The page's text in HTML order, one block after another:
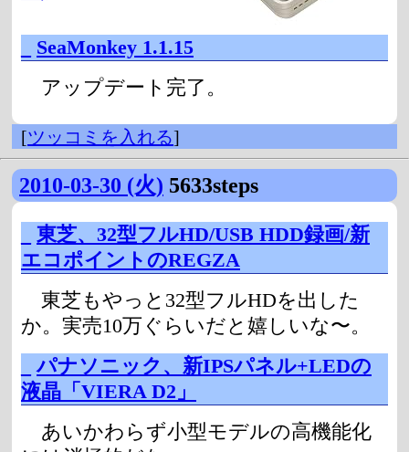
SeaMonkey 1.1.15
アップデート完了。
[ツッコミを入れる]
2010-03-30 (火) 5633steps
東芝、32型フルHD/USB HDD録画/新
エコポイントのREGZA
東芝もやっと32型フルHDを出した
か。実売10万ぐらいだと嬉しいな〜。
パナソニック、新IPSパネル+LEDの
液晶「VIERA D2」
あいかわらず小型モデルの高機能化